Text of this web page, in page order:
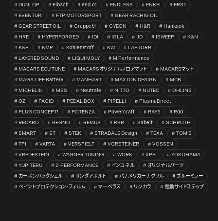
DUNLOP Eibach end.㏄ ENDLESS ENKEI
ERST
EVENTURI
FTP MOTORSPORT
GEAR RACHIG OIL
GEAR STREET OIL
GruppeM GYEON H&R
Hankook
HRE
HYPERFORGED IDI IGLA IID ISWEEP
K&N
K&P
KMP Kohlenstoff KW
LAPTORR
LAYERED SOUND
LIQUI MOLY
M Performance
MACARS ECU TUNE
MACARSオリジナルフロアマット
MACARSマット
MAGA LIFE Battery
MANHART MAXTON DESIGN
MCB
MICHELIN
MSS Neutrale NITTO NUTEC
OHLINS
OZ
PAGID PEDAL BOX PIRELLI
PlasmaDirect
PLUG CONCEPT!
POTENZA Powercraft RAYS
Rdd
RECARO
REGNO REMUS RSR Sabelt
SCHROTH
SMART
ST STEK STRADALE Design TEXA
TOM’S
TPI
VARTA VERSPIELT VORSTEINER
VOSSEN
VREDESTEIN
WAGNER TUNING WORK XPEL
YOKOHAMA
YUPITERU
Z-PERFORMANCE インコネル
オリジナルパーツ
カーボンバックシェル
サンダアボルト パナメリカーナグリル
ブルーミラー
ペイントプロテクション・フィルム
マーベラス リジカラ 電動サイドステップ